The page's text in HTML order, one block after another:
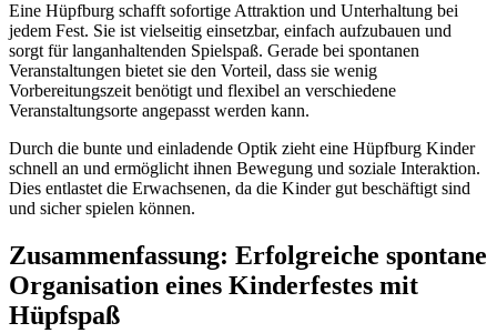
Eine Hüpfburg schafft sofortige Attraktion und Unterhaltung bei
jedem Fest. Sie ist vielseitig einsetzbar, einfach aufzubauen und
sorgt für langanhaltenden Spielspaß. Gerade bei spontanen
Veranstaltungen bietet sie den Vorteil, dass sie wenig
Vorbereitungszeit benötigt und flexibel an verschiedene
Veranstaltungsorte angepasst werden kann.
Durch die bunte und einladende Optik zieht eine Hüpfburg Kinder
schnell an und ermöglicht ihnen Bewegung und soziale Interaktion.
Dies entlastet die Erwachsenen, da die Kinder gut beschäftigt sind
und sicher spielen können.
Zusammenfassung: Erfolgreiche spontane
Organisation eines Kinderfestes mit
Hüpfspaß